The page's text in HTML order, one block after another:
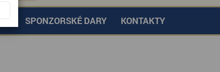
SPONZORSKÉ DARY KONTAKTY